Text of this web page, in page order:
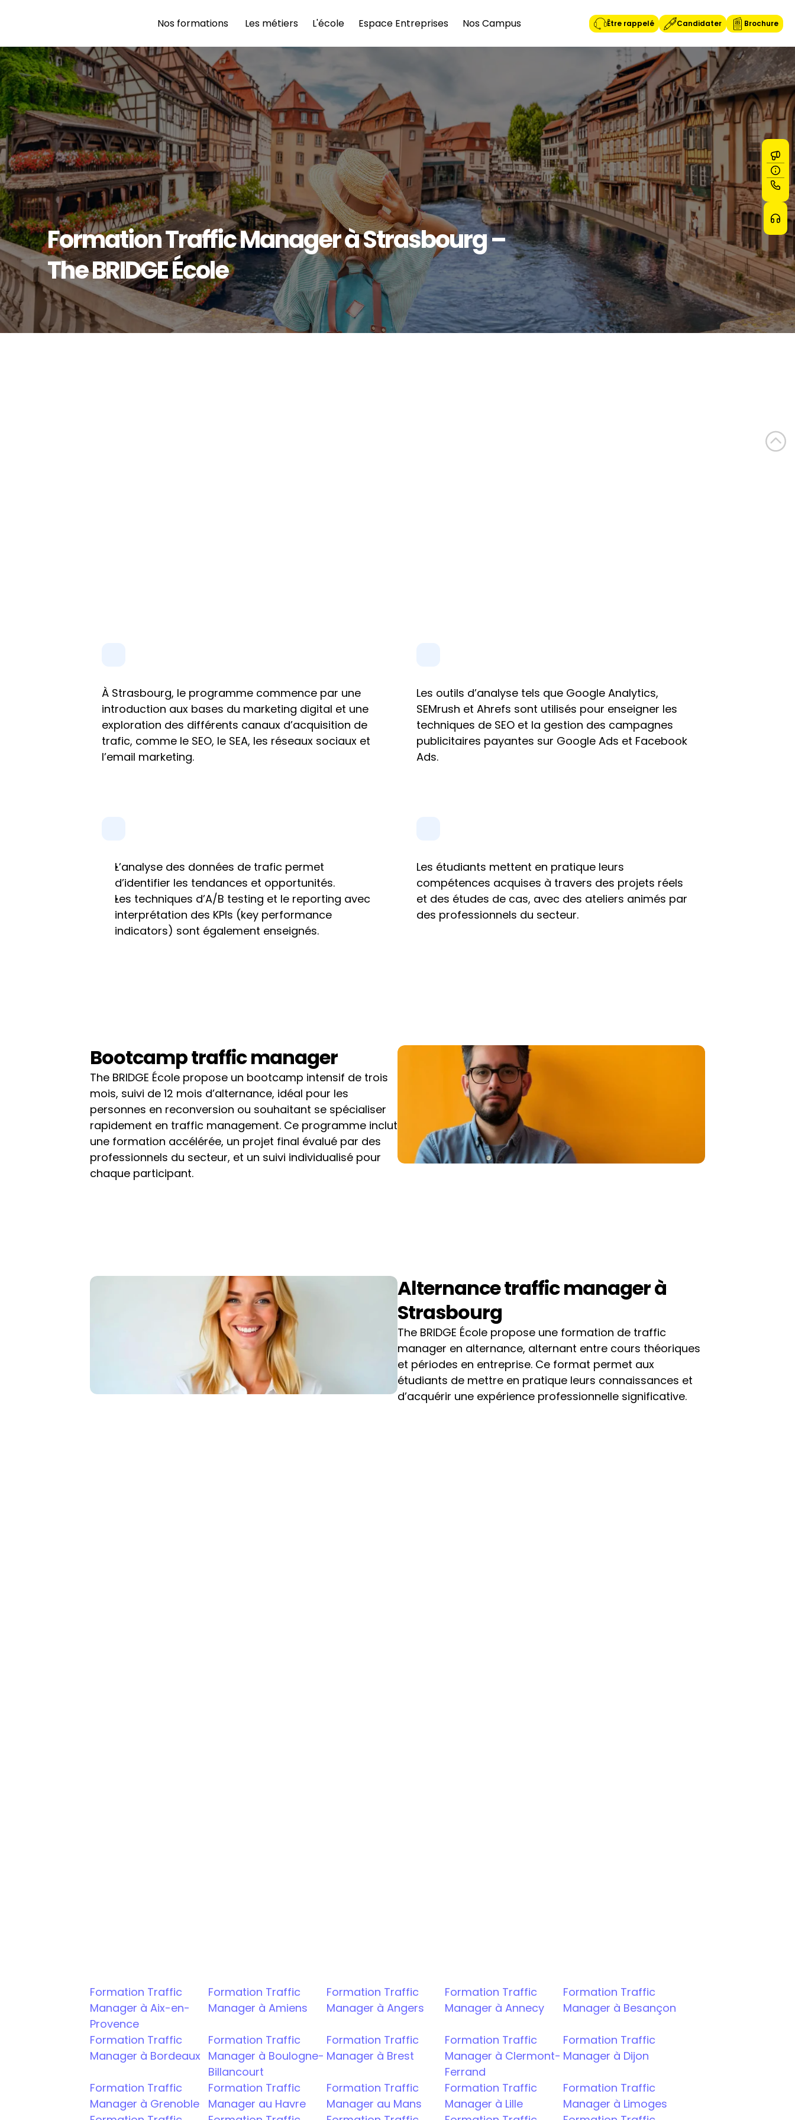
Nos formations Les métiers L'école Espace Entreprises Nos Campus Être rappelé Candidater Brochure
Formation Traffic Manager à Strasbourg –
The BRIDGE École
À Strasbourg, le programme commence par une
introduction aux bases du marketing digital et une
exploration des différents canaux d’acquisition de
trafic, comme le SEO, le SEA, les réseaux sociaux et
l’email marketing.
Les outils d’analyse tels que Google Analytics,
SEMrush et Ahrefs sont utilisés pour enseigner les
techniques de SEO et la gestion des campagnes
publicitaires payantes sur Google Ads et Facebook
Ads.
L’analyse des données de trafic permet
d’identifier les tendances et opportunités.
Les techniques d’A/B testing et le reporting avec
interprétation des KPIs (key performance
indicators) sont également enseignés.
Les étudiants mettent en pratique leurs
compétences acquises à travers des projets réels
et des études de cas, avec des ateliers animés par
des professionnels du secteur.
Bootcamp traffic manager
The BRIDGE École propose un bootcamp intensif de trois
mois, suivi de 12 mois d’alternance, idéal pour les
personnes en reconversion ou souhaitant se spécialiser
rapidement en traffic management. Ce programme inclut
une formation accélérée, un projet final évalué par des
professionnels du secteur, et un suivi individualisé pour
chaque participant.
Alternance traffic manager à
Strasbourg
The BRIDGE École propose une formation de traffic
manager en alternance, alternant entre cours théoriques
et périodes en entreprise. Ce format permet aux
étudiants de mettre en pratique leurs connaissances et
d’acquérir une expérience professionnelle significative.
Formation Traffic
Manager à Aix-en-
Provence
Formation Traffic
Manager à Amiens
Formation Traffic
Manager à Angers
Formation Traffic
Manager à Annecy
Formation Traffic
Manager à Besançon
Formation Traffic
Manager à Bordeaux
Formation Traffic
Manager à Boulogne-
Billancourt
Formation Traffic
Manager à Brest
Formation Traffic
Manager à Clermont-
Ferrand
Formation Traffic
Manager à Dijon
Formation Traffic
Manager à Grenoble
Formation Traffic
Manager au Havre
Formation Traffic
Manager au Mans
Formation Traffic
Manager à Lille
Formation Traffic
Manager à Limoges